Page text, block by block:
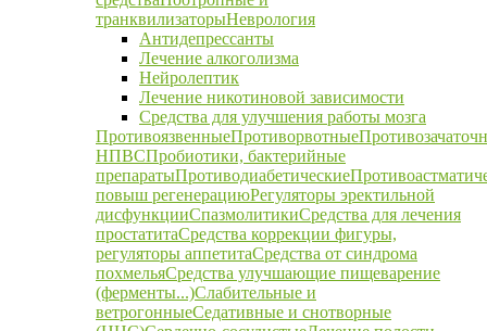
транквилизаторыНеврология
Антидепрессанты
Лечение алкоголизма
Нейролептик
Лечение никотиновой зависимости
Средства для улучшения работы мозга
ПротивоязвенныеПротиворвотные
НПВСПробиотики, бактерийные
препаратыПротиводиабетические
повыш регенерациюРегуляторы эректильной
дисфункцииСпазмолитикиСредства для лечения
простатитаСредства коррекции фигуры,
регуляторы аппетитаСредства от синдрома
похмельяСредства улучшающие пищеварение
(ферменты...)Слабительные и
ветрогонныеСедативные и снотворные